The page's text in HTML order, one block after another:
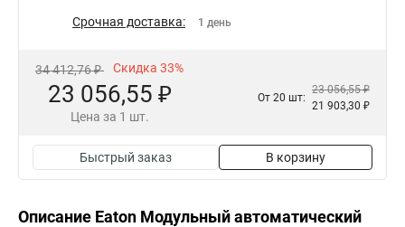
Срочная доставка: 1 день
34 412,76 ₽ Скидка 33%
23 056,55 ₽
Цена за 1 шт.
От 20 шт:
23 056,55 ₽
21 903,30 ₽
Быстрый заказ В корзину
Описание Eaton Модульный автоматический